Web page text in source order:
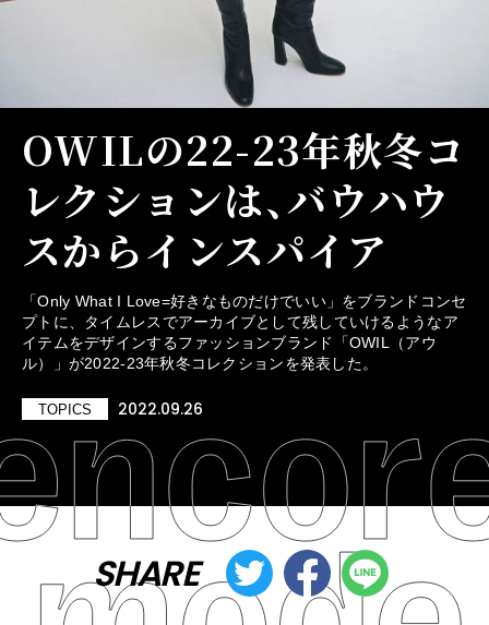
OWILの22-23年秋冬コ
レクションは、バウハウ
スからインスパイア
「Only What I Love=好きなものだけでいい」をブランドコンセ
プトに、タイムレスでアーカイブとして残していけるようなア
イテムをデザインするファッションブランド「OWIL（アウ
ル）」が2022-23年秋冬コレクションを発表した。
TOPICS 2022.09.26
SHARE